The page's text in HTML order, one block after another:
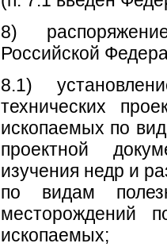
8)
Российской
8.1)
технических
ископаемых по
проектной
изучения недр и
по видам
месторождений
ископаемых;